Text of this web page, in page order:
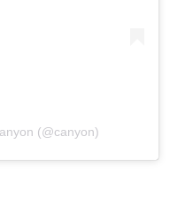
(@canyon)